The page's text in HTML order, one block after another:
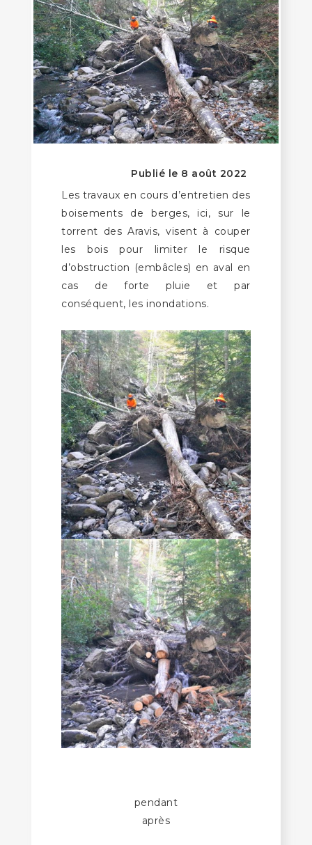
Publié le 8 août 2022
Les travaux en cours d’entretien des
boisements de berges, ici, sur le
torrent des Aravis, visent à couper
les bois pour limiter le risque
d’obstruction (embâcles) en aval en
cas de forte pluie et par
conséquent, les inondations.
pendant
après